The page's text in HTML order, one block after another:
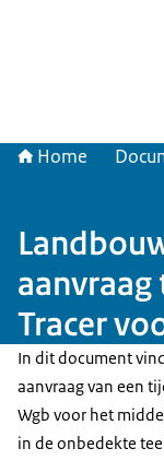
Home
Tracer
In dit document
aanvraag van een
Wgb voor het
in de onbedekte